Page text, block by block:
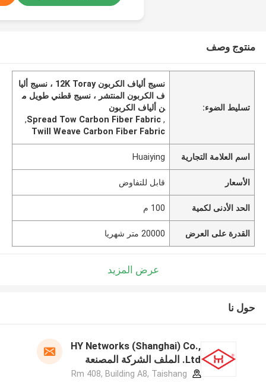
منتوج وصف
تسليط الضوء:
نسيج ألياف الكربون 12K Toray ، نسيج أليا
ف الكربون المنتشر ، نسيج قطني طويل م
ن ألياف الكربون
,
Spread Tow Carbon Fiber Fabric
,
Twill Weave Carbon Fiber Fabric
اسم العلامة التجارية Huaiying
الأسعار قابل للتفاوض
الحد الأدنى لكمية 100 م
القدرة على العرض 20000 متر شهريا
عرض المزيد
حول نا
HY Networks (Shanghai) Co.,
Ltd. الملف الشركة المصنعة
Rm 408, Building A8, Taishang